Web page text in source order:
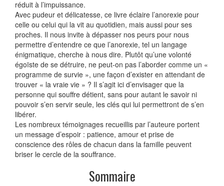
réduit à l’impuissance.
Avec pudeur et délicatesse, ce livre éclaire l’anorexie pour
celle ou celui qui la vit au quotidien, mais aussi pour ses
proches. Il nous invite à dépasser nos peurs pour nous
permettre d’entendre ce que l’anorexie, tel un langage
énigmatique, cherche à nous dire. Plutôt qu’une volonté
égoïste de se détruire, ne peut-on pas l’aborder comme un «
programme de survie », une façon d’exister en attendant de
trouver « la vraie vie » ? Il s’agit ici d’envisager que la
personne qui souffre détient, sans pour autant le savoir ni
pouvoir s’en servir seule, les clés qui lui permettront de s’en
libérer.
Les nombreux témoignages recueillis par l’auteure portent
un message d’espoir : patience, amour et prise de
conscience des rôles de chacun dans la famille peuvent
briser le cercle de la souffrance.
Sommaire